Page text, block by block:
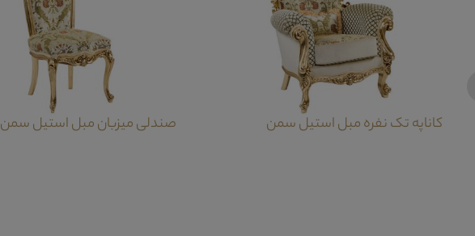
کاناپه تک نفره مبل استیل سمن صندلی میزبان مبل استیل سمن